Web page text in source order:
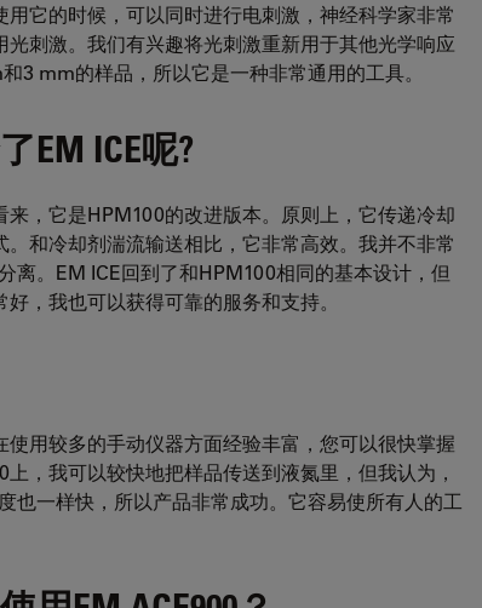
它的时候，可以同时进行电刺激，神经科学家非常
刺激。我们有兴趣将光刺激重新用于其他光学响应
3 mm的样品，所以它是一种非常通用的工具。
EM ICE呢?
，它是HPM100的改进版本。原则上，它传递冷却
和冷却剂湍流输送相比，它非常高效。我并不非常
离。EM ICE回到了和HPM100相同的基本设计，但
，我也可以获得可靠的服务和支持。
用较多的手动仪器方面经验丰富，您可以很快掌握
，我可以较快地把样品传送到液氮里，但我认为，
也一样快，所以产品非常成功。它容易使所有人的工